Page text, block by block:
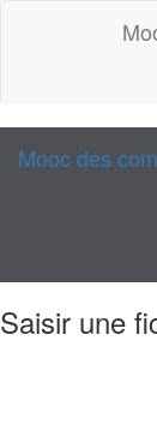
Mooc des
Saisir une